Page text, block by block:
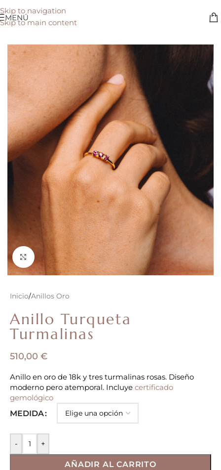
Skip to navigation
Skip to main content
MENÚ
Clic para ampliar
Inicio/Anillos Oro
Anillo Turqueta
Turmalinas
510,00 €
Anillo en oro de 18k y tres turmalinas rosas. Diseño
moderno pero atemporal. Incluye certificado
gemológico
MEDIDA
- +
AÑADIR AL CARRITO